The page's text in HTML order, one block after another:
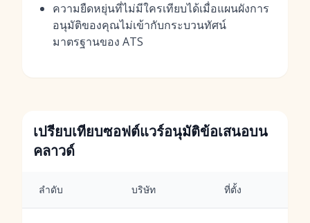
ความยืดหยุ่นที่ไม่มีใครเทียบได้เมื่อแผนผังการ
อนุมัติของคุณไม่เข้ากับกระบวนทัศน์
มาตรฐานของ ATS
เปรียบเทียบซอฟต์แวร์อนุมัติข้อเสนอบน
คลาวด์
ลำดับ บริษัท ที่ตั้ง